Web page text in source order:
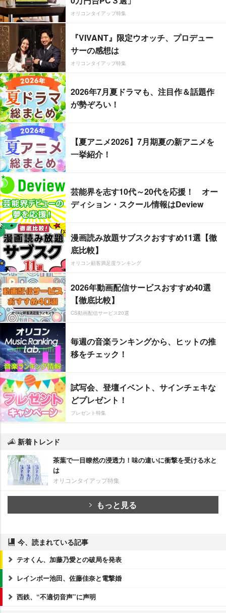
オリコンタイアップ特集
『VIVANT』限定ウオッチ、プロデュー
サーの感想は
オリコンタイアップ特集
2026年7月夏ドラマも、注目作＆話題作
が勢ぞろい！
【夏アニメ2026】7月期夏の新アニメを
一挙紹介！
芸能界を志す10代～20代を応援！ オー
ディション・スクール情報はDeview
漫画読み放題サブスクおすすめ11選【徹
底比較】
オリコン顧客満足度ランキング
2026年動画配信サービスおすすめ40選
【徹底比較】
CS動画配信サービス20選
毎週の音楽ランキングから、ヒットの推
移をチェック！
試写会、登壇イベント、サインチェキな
どプレゼント！
プレゼント特集
新着トレンド
茶葉で一目瞭然の浸透力！味の違いに衝撃を受ける水と
は
オリコンタイアップ特集
もっと見る
今、読まれている記事
テオくん、加藤乃愛との破局を発表
レインボー池田、佐藤佳奈と電撃婚
西鉄、“不適切音声”に声明